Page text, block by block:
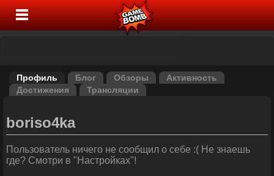
Профиль Блог Обзоры
Активность
Достижения
Трансляции
boriso4ka
Пользователь ничего не сообщил о себе :( Не знаешь
где? Смотри в "Настройках"!